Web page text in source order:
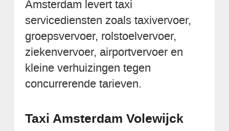
Amsterdam levert taxi
servicediensten zoals taxivervoer,
groepsvervoer, rolstoelvervoer,
ziekenvervoer, airportvervoer en
kleine verhuizingen tegen
concurrerende tarieven.
Taxi Amsterdam Volewijck